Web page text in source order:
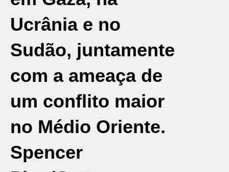
Ucrânia e no
Sudão, juntamente
com a ameaça de
um conflito maior
no Médio Oriente.
Spencer